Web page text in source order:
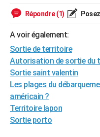
Art de vivre
Bien-être
Loisirs
Mode
Modes de vie
Alimentation
Guide de la santé
Maladies
Médicaments
Sommeil
Destinations
City break
Voyage nature
Voyage de noces
Forum
Climat
+PHOTO
GUIDES D'ACHAT
BONS PLANS
CARTE DE VOEUX
Répondre (1)
A voir également:
Sortie de territoire
Autorisation de sortie du
Sortie saint valentin
Les plages du
américain ?
Territoire lapon
Sortie porto